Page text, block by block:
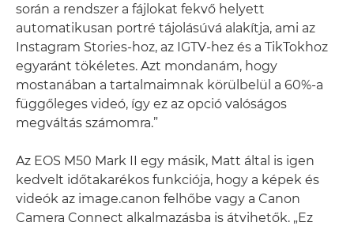
során a rendszer a fájlokat fekvő helyett
automatikusan portré tájolásúvá alakítja, ami az
Instagram Stories-hoz, az IGTV-hez és a TikTokhoz
egyaránt tökéletes. Azt mondanám, hogy
mostanában a tartalmaimnak körülbelül a 60%-a
függőleges videó, így ez az opció valóságos
megváltás számomra.”
Az EOS M50 Mark II egy másik, Matt által is igen
kedvelt időtakarékos funkciója, hogy a képek és
videók az image.canon felhőbe vagy a Canon
Camera Connect alkalmazásba is átvihetők. „Ez